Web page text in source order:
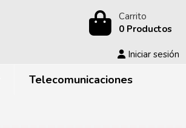
Carrito
0 Productos
Iniciar sesión
Telecomunicaciones